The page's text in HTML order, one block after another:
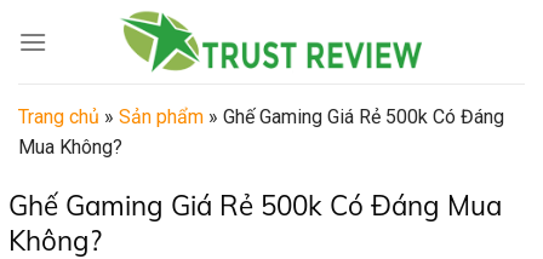
Trang chủ » Sản phẩm » Ghế Gaming Giá Rẻ 500k Có Đáng
Mua Không?
Ghế Gaming Giá Rẻ 500k Có Đáng Mua
Không?